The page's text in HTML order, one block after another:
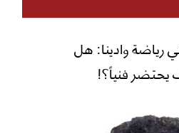
رياضة وادينا: هل
فنياً؟!